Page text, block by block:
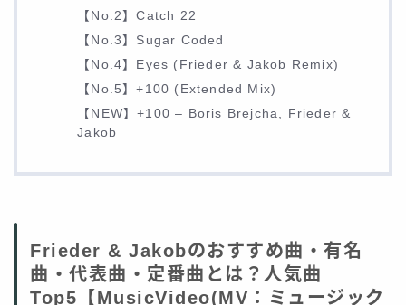
【No.2】Catch 22
【No.3】Sugar Coded
【No.4】Eyes (Frieder & Jakob Remix)
【No.5】+100 (Extended Mix)
【NEW】+100 – Boris Brejcha, Frieder &
Jakob
Frieder & Jakobのおすすめ曲・有名
曲・代表曲・定番曲とは？人気曲
Top5【MusicVideo(MV：ミュージック